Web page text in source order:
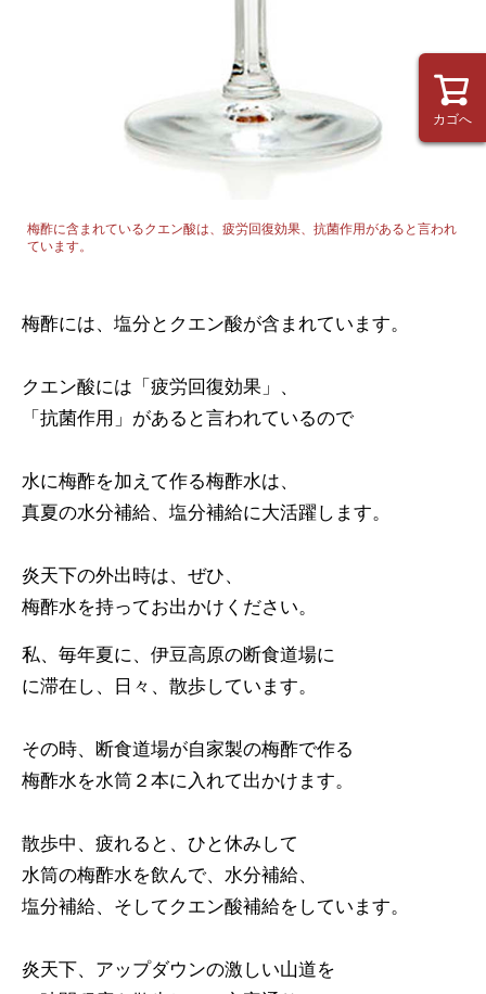
梅酢に含まれているクエン酸は、疲労回復効果、抗菌作用があると言われ
ています。
梅酢には、塩分とクエン酸が含まれています。
クエン酸には「疲労回復効果」、
「抗菌作用」があると言われているので
水に梅酢を加えて作る梅酢水は、
真夏の水分補給、塩分補給に大活躍します。
炎天下の外出時は、ぜひ、
梅酢水を持ってお出かけください。
私、毎年夏に、伊豆高原の断食道場に
に滞在し、日々、散歩しています。
その時、断食道場が自家製の梅酢で作る
梅酢水を水筒２本に入れて出かけます。
散歩中、疲れると、ひと休みして
水筒の梅酢水を飲んで、水分補給、
塩分補給、そしてクエン酸補給をしています。
炎天下、アップダウンの激しい山道を
カゴへ